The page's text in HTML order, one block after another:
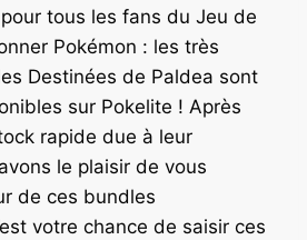
tous les fans du Jeu de
Pokémon : les très
Destinées de Paldea sont
sur Pokelite ! Après
rapide due à leur
le plaisir de vous
de ces bundles
votre chance de saisir ces